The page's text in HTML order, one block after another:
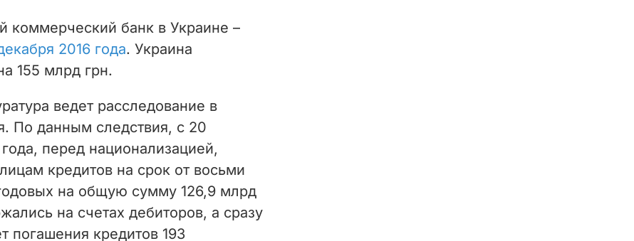
коммерческий банк в Украине –
2016 года. Украина
155 млрд грн.
ведет расследование в
По данным следствия, с 20
перед национализацией,
кредитов на срок от восьми
на общую сумму 126,9 млрд
на счетах дебиторов, а сразу
погашения кредитов 193